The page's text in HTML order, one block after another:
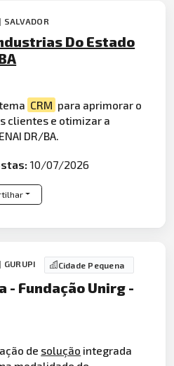
Do Estado
CRM para aprimorar o
clientes e otimizar a
DR/BA.
10/07/2026
Cidade Pequena
- Fundação Unirg -
de solução integrada